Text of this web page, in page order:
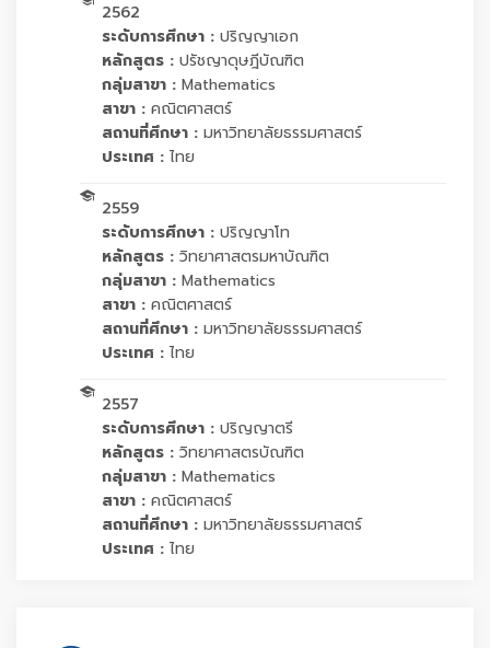
2562
ระดับการศึกษา : ปริญญาเอก
หลักสูตร : ปรัชญาดุษฎีบัณฑิต
กลุ่มสาขา : Mathematics
สาขา : คณิตศาสตร์
สถานที่ศึกษา : มหาวิทยาลัยธรรมศาสตร์
ประเทศ : ไทย
2559
ระดับการศึกษา : ปริญญาโท
หลักสูตร : วิทยาศาสตรมหาบัณฑิต
กลุ่มสาขา : Mathematics
สาขา : คณิตศาสตร์
สถานที่ศึกษา : มหาวิทยาลัยธรรมศาสตร์
ประเทศ : ไทย
2557
ระดับการศึกษา : ปริญญาตรี
หลักสูตร : วิทยาศาสตรบัณฑิต
กลุ่มสาขา : Mathematics
สาขา : คณิตศาสตร์
สถานที่ศึกษา : มหาวิทยาลัยธรรมศาสตร์
ประเทศ : ไทย